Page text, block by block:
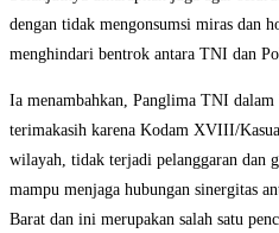
dengan tidak mengonsumsi miras dan
menghindari bentrok antara TNI dan
Ia menambahkan, Panglima TNI
terimakasih karena Kodam XVIII/
wilayah, tidak terjadi pelanggaran dan
mampu menjaga hubungan sinergitas
Barat dan ini merupakan salah satu